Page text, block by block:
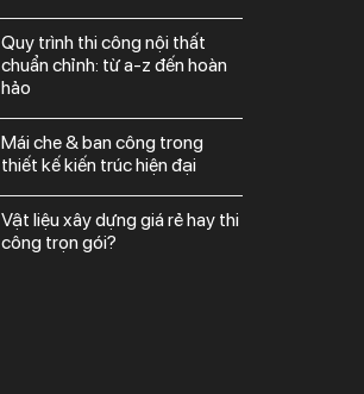
quy trình thi công nội thất
chuẩn chỉnh: từ a-z đến hoàn
hảo
mái che & ban công trong
thiết kế kiến trúc hiện đại
vật liệu xây dựng giá rẻ hay thi
công trọn gói?